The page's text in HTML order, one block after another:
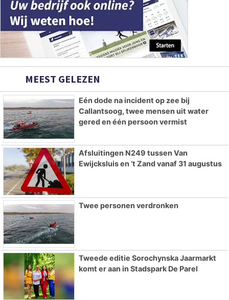
MEEST GELEZEN
Eén dode na incident op zee bij
Callantsoog, twee mensen uit water
gered en één persoon vermist
Afsluitingen N249 tussen Van
Ewijcksluis en ’t Zand vanaf 31 augustus
Twee personen verdronken
Tweede editie Sorochynska Jaarmarkt
komt er aan in Stadspark De Parel